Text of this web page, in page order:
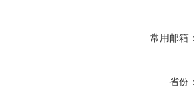
常用邮箱
省份